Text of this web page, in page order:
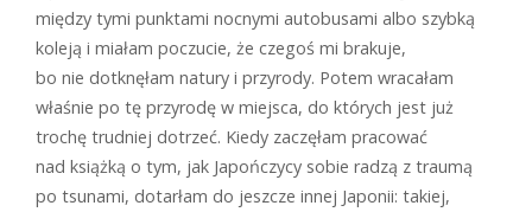
między tymi punktami nocnymi autobusami albo szybką
koleją i miałam poczucie, że czegoś mi brakuje,
bo nie dotknęłam natury i przyrody. Potem wracałam
właśnie po tę przyrodę w miejsca, do których jest już
trochę trudniej dotrzeć. Kiedy zaczęłam pracować
nad książką o tym, jak Japończycy sobie radzą z traumą
po tsunami, dotarłam do jeszcze innej Japonii: takiej,